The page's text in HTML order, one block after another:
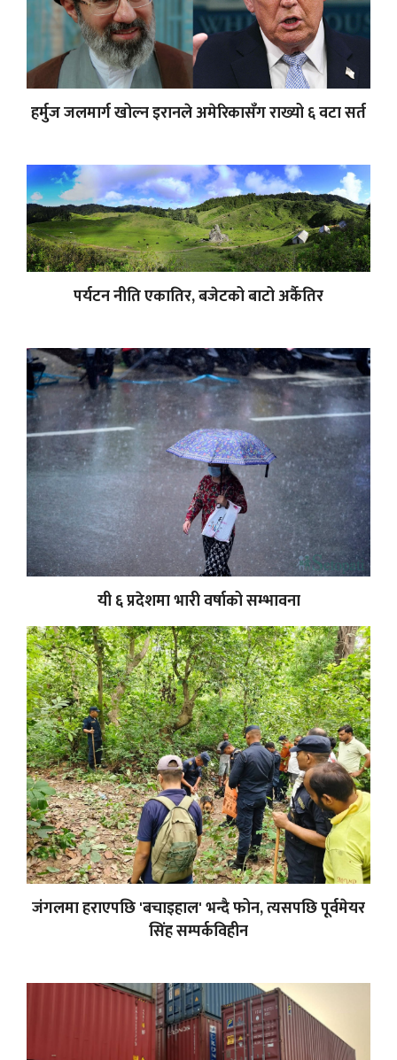
हर्मुज जलमार्ग खोल्न इरानले अमेरिकासँग राख्यो ६ वटा सर्त
पर्यटन नीति एकातिर, बजेटको बाटो अर्कैतिर
यी ६ प्रदेशमा भारी वर्षाको सम्भावना
जंगलमा हराएपछि 'बचाइहाल' भन्दै फोन, त्यसपछि पूर्वमेयर
सिंह सम्पर्कविहीन